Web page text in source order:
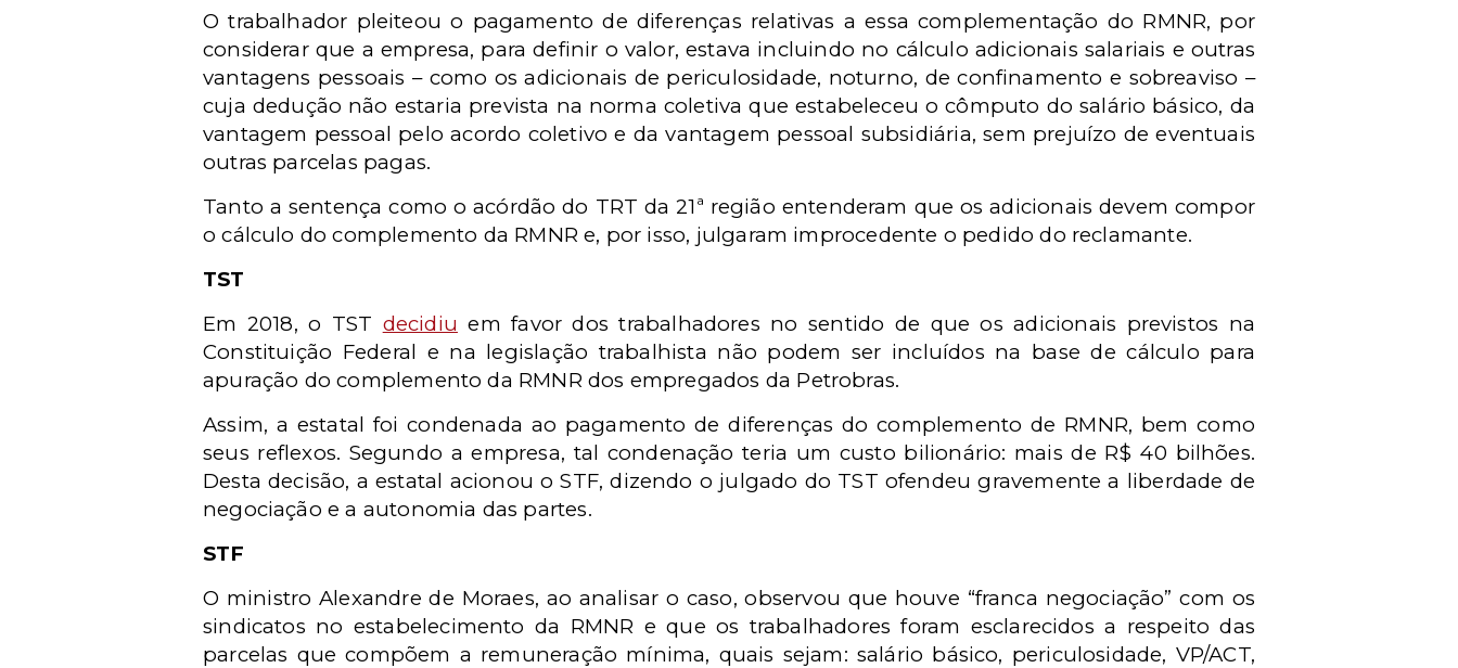
O trabalhador pleiteou o pagamento de diferenças relativas a essa complementação do RMNR, por
considerar que a empresa, para definir o valor, estava incluindo no cálculo adicionais salariais e outras
vantagens pessoais – como os adicionais de periculosidade, noturno, de confinamento e sobreaviso –
cuja dedução não estaria prevista na norma coletiva que estabeleceu o cômputo do salário básico, da
vantagem pessoal pelo acordo coletivo e da vantagem pessoal subsidiária, sem prejuízo de eventuais
outras parcelas pagas.
Tanto a sentença como o acórdão do TRT da 21ª região entenderam que os adicionais devem compor
o cálculo do complemento da RMNR e, por isso, julgaram improcedente o pedido do reclamante.
TST
Em 2018, o TST decidiu em favor dos trabalhadores no sentido de que os adicionais previstos na
Constituição Federal e na legislação trabalhista não podem ser incluídos na base de cálculo para
apuração do complemento da RMNR dos empregados da Petrobras.
Assim, a estatal foi condenada ao pagamento de diferenças do complemento de RMNR, bem como
seus reflexos. Segundo a empresa, tal condenação teria um custo bilionário: mais de R$ 40 bilhões.
Desta decisão, a estatal acionou o STF, dizendo o julgado do TST ofendeu gravemente a liberdade de
negociação e a autonomia das partes.
STF
O ministro Alexandre de Moraes, ao analisar o caso, observou que houve “franca negociação” com os
sindicatos no estabelecimento da RMNR e que os trabalhadores foram esclarecidos a respeito das
parcelas que compõem a remuneração mínima, quais sejam: salário básico, periculosidade, VP/ACT,